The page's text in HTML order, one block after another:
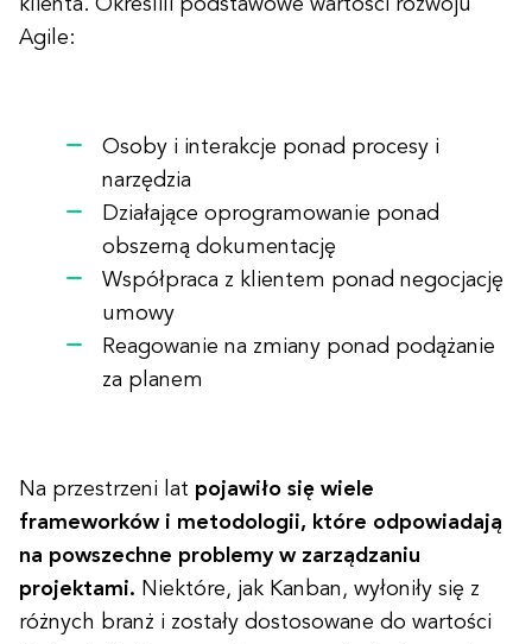
klienta. Określili podstawowe wartości rozwoju
Agile:
Osoby i interakcje ponad procesy i
narzędzia
Działające oprogramowanie ponad
obszerną dokumentację
Współpraca z klientem ponad negocjację
umowy
Reagowanie na zmiany ponad podążanie
za planem
Na przestrzeni lat pojawiło się wiele
frameworków i metodologii, które odpowiadają
na powszechne problemy w zarządzaniu
projektami. Niektóre, jak Kanban, wyłoniły się z
różnych branż i zostały dostosowane do wartości